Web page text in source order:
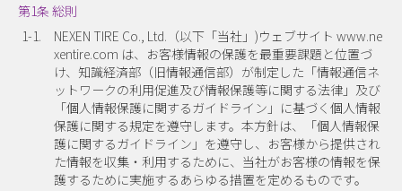
第1条 総則
1-1.
NEXEN TIRE Co., Ltd.（以下「当社」)ウェブサイト www.ne
xentire.com は、お客様情報の保護を最重要課題と位置づ
け、知識経済部（旧情報通信部）が制定した「情報通信ネ
ットワークの利用促進及び情報保護等に関する法律」及び
「個人情報保護に関するガイドライン」に基づく個人情報
保護に関する規定を遵守します。本方針は、「個人情報保
護に関するガイドライン」を遵守し、お客様から提供され
た情報を収集・利用するために、当社がお客様の情報を保
護するために実施するあらゆる措置を定めるものです。